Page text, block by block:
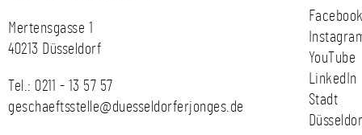
Mertensgasse 1
40213 Düsseldorf
Tel.: 0211 - 13 57 57
geschaeftsstelle@duesseldorferjonges.de
YouTube
LinkedIn
Stadt